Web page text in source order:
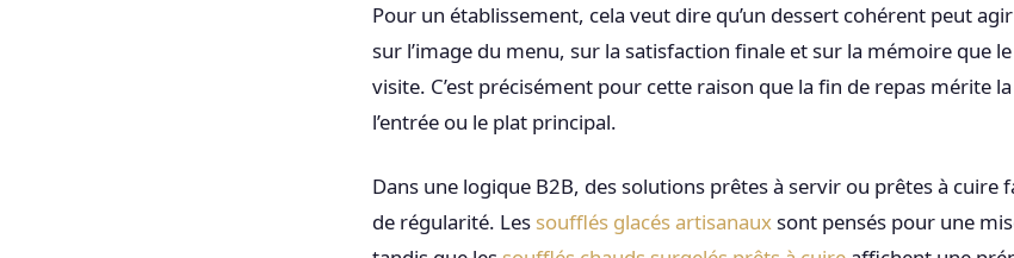
Pour un établissement, cela veut dire qu’un dessert cohérent peut
sur l’image du menu, sur la satisfaction finale et sur la mémoire que
visite. C’est précisément pour cette raison que la fin de repas mérite
l’entrée ou le plat principal.
Dans une logique B2B, des solutions prêtes à servir ou prêtes à cuire
de régularité. Les soufflés glacés artisanauxsont pensés pour une